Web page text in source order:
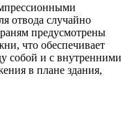
отвода случайно
предусмотрены
что обеспечивает
собой и с внутренними
в плане здания,